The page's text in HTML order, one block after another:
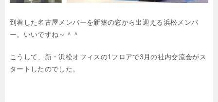
到着した名古屋メンバーを新築の窓から出迎える浜松メンバ
ー。いいですね～＾＾
こうして、新・浜松オフィスの1フロアで3月の社内交流会がス
タートしたのでした。